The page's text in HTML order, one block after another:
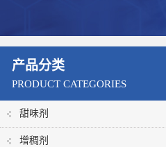
产品分类
PRODUCT CATEGORIES
甜味剂
增稠剂